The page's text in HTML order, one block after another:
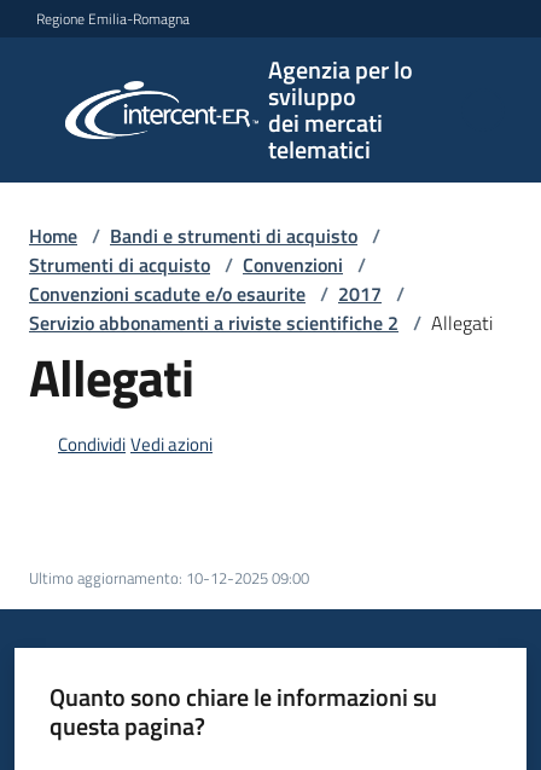
Vai al contenuto
Vai alla navigazione
Vai al footer
Regione Emilia-Romagna
Agenzia per lo
sviluppo
dei mercati
telematici
per lo
sviluppo
telematici
Bandi
Supporto
Piattaforme
Home / Bandi e strumenti di acquisto /
Strumenti di acquisto / Convenzioni /
Convenzioni scadute e/o esaurite / 2017 /
Servizio abbonamenti a riviste scientifiche 2 / Allegati
Allegati
CondividiVedi azioni
Ultimo aggiornamento: 10-12-2025 09:00
Quanto sono chiare le informazioni su
questa pagina?